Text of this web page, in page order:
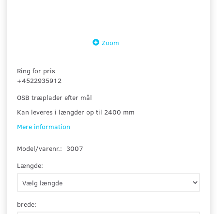
Zoom
Ring for pris
+4522935912
OSB træplader efter mål
Kan leveres i længder op til 2400 mm
Mere information
Model/varenr.: 3007
Længde:
brede: